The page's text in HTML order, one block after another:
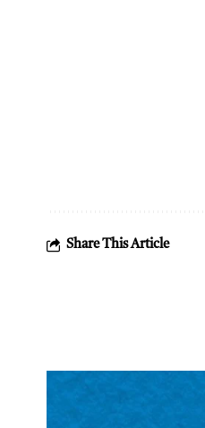
Share This Article